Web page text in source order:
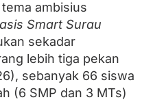
ambisius
Smart Surau
sekadar
lebih tiga pekan
sebanyak 66 siswa
(6 SMP dan 3 MTs)